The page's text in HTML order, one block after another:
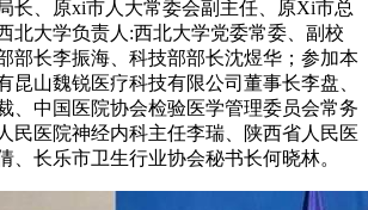
长、原xi市人大常委会副主任、原Xi市总
北大学负责人:西北大学党委常委、副校
部长李振海、科技部部长沈煜华；参加本
昆山魏锐医疗科技有限公司董事长李盘、
、中国医院协会检验医学管理委员会常务
民医院神经内科主任李瑞、陕西省人民医
、长乐市卫生行业协会秘书长何晓林。